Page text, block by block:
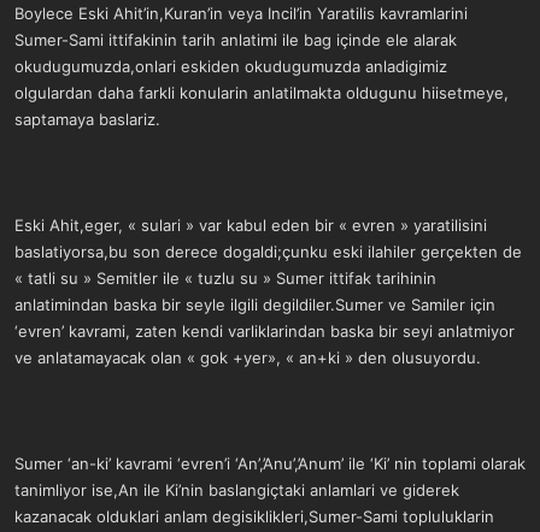
Boylece Eski Ahit’in,Kuran’in veya Incil’in Yaratilis kavramlarini
Sumer-Sami ittifakinin tarih anlatimi ile bag içinde ele alarak
okudugumuzda,onlari eskiden okudugumuzda anladigimiz
olgulardan daha farkli konularin anlatilmakta oldugunu hiisetmeye,
saptamaya baslariz.
Eski Ahit,eger, « sulari » var kabul eden bir « evren » yaratilisini
baslatiyorsa,bu son derece dogaldi;çunku eski ilahiler gerçekten de
« tatli su » Semitler ile « tuzlu su » Sumer ittifak tarihinin
anlatimindan baska bir seyle ilgili degildiler.Sumer ve Samiler için
‘evren’ kavrami, zaten kendi varliklarindan baska bir seyi anlatmiyor
ve anlatamayacak olan « gok +yer», « an+ki » den olusuyordu.
Sumer ‘an-ki’ kavrami ‘evren’i ‘An’,’Anu’,’Anum’ ile ‘Ki’ nin toplami olarak
tanimliyor ise,An ile Ki’nin baslangiçtaki anlamlari ve giderek
kazanacak olduklari anlam degisiklikleri,Sumer-Sami topluluklarin